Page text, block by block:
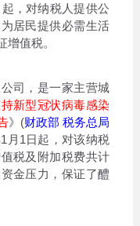
，对纳税人提供公
居民提供必需生活
值税。
司，是一家主营城
新型冠状病毒感染
》(财政部 税务总局
月1日起，对该纳税
税及附加税费共计
金压力，保证了醴